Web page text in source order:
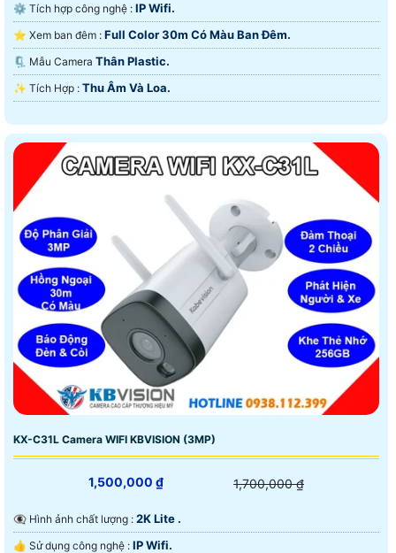
⚙ Tích hợp công nghệ : IP Wifi.
⭐ Xem ban đêm : Full Color 30m Có Màu Ban Ðêm.
🗜️ Mẫu Camera Thân Plastic.
️✨ Tích Hợp : Thu Âm Và Loa.
KX-C31L Camera WIFI KBVISION (3MP)
1,500,000 ₫ 1,700,000 ₫
👁️‍🗨 Hình ảnh chất lượng : 2K Lite .
👍 Sử dụng công nghệ : IP Wifi.